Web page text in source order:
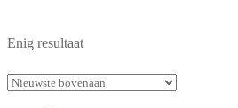
Enig resultaat